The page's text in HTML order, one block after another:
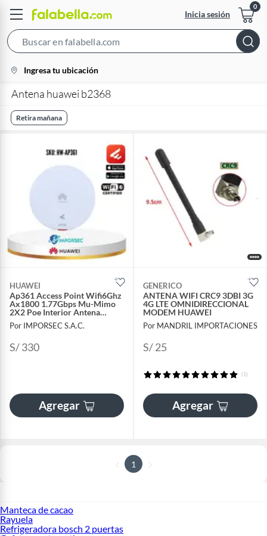
Inicia sesión
Bar
location-
icon
Ingresa tu ubicación
Antena huawei b2368
Retira mañana
HUAWEI
Ap361 Access Point Wifi6Ghz
Ax1800 1.77Gbps Mu-Mimo
2X2 Poe Interior Antena
Smart
Por IMPORSEC S.A.C.
S/ 330
Agregar
GENERICO
ANTENA WIFI CRC9 3DBI 3G
4G LTE OMNIDIRECCIONAL
MODEM HUAWEI
Por MANDRIL IMPORTACIONES
S/ 25
(1)
Agregar
1
Manteca de cacao
Rayuela
Refrigeradora bosch 2 puertas